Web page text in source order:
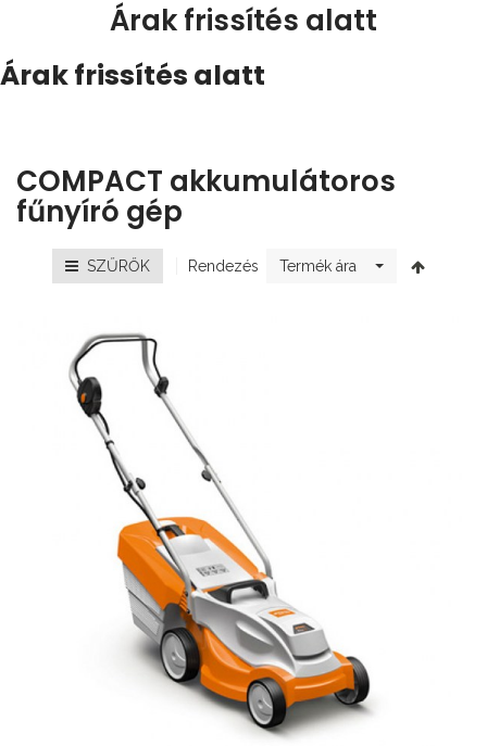
Árak frissítés alatt
Árak frissítés alatt
COMPACT akkumulátoros
fűnyíró gép
SZŰRŐK Rendezés Termék ára